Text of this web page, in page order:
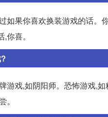
如果你喜欢换装游戏的话
你喜。
游戏,如阴阳师。恐怖游戏,